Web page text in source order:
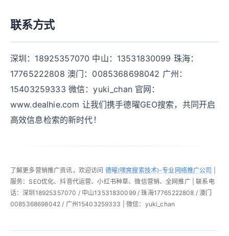
联系方式
深圳：18925357070 中山：13531830099 珠海：
17765222808 澳门：0085368698042 广州：
15403259333 微信：yuki_chan 官网：
www.dealhie.com 让我们携手德曜GEO搜索，共同开启
高效信息检索的新时代！
了解更多营销推广资讯，欢迎访问 德曜(嘿爽搜索技术)-专业网络推广公司
服务：SEO优化、抖音代运营、小红书种草、微信营销、全网推广 | 联系电
话：深圳18925357070 / 中山13531830099 / 珠海17765222808 / 澳门
0085368698042 / 广州15403259333 | 微信：yuki_chan